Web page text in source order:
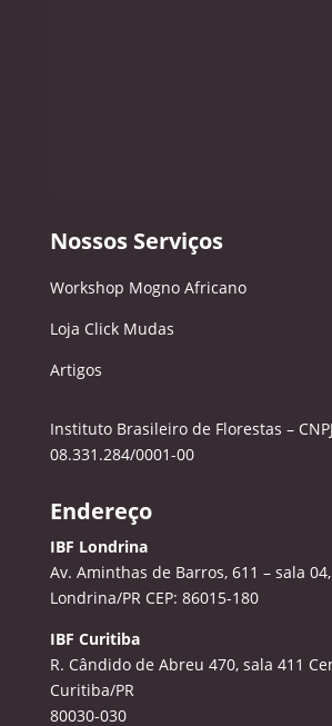
Nossos Serviços
Workshop Mogno Africano
Loja Click Mudas
Artigos
Instituto Brasileiro de Florestas –
08.331.284/0001-00
Endereço
IBF Londrina
Av. Aminthas de Barros, 611 – sala
Londrina/PR CEP: 86015-180
IBF Curitiba
R. Cândido de Abreu 470, sala 411
Curitiba/PR
80030-030